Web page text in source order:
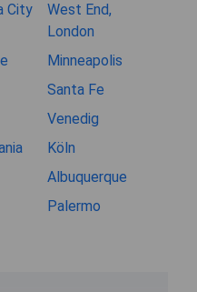
City
West End,
London
Minneapolis
Santa Fe
Venedig
Köln
Albuquerque
Palermo